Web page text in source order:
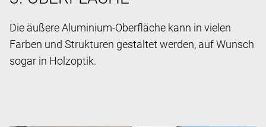
Die äußere Aluminium-Oberfläche kann in vielen
Farben und Strukturen gestaltet werden, auf Wunsch
sogar in Holzoptik.